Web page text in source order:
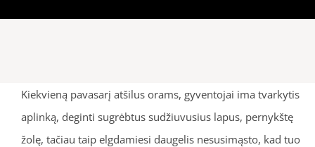
Kiekvieną pavasarį atšilus orams, gyventojai ima tvarkytis
aplinką, deginti sugrėbtus sudžiuvusius lapus, pernykštę
žolę, tačiau taip elgdamiesi daugelis nesusimąsto, kad tuo